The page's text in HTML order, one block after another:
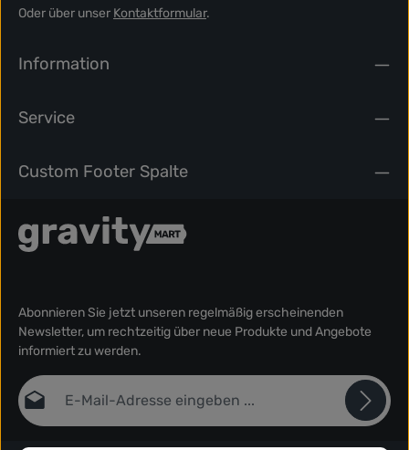
Oder über unser Kontaktformular.
Information
Service
Custom Footer Spalte
Abonnieren Sie jetzt unseren regelmäßig erscheinenden
Newsletter, um rechtzeitig über neue Produkte und Angebote
informiert zu werden.
E-Mail-Adresse*